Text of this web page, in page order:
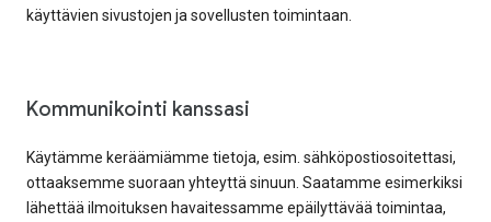
käyttävien sivustojen ja sovellusten toimintaan.
Kommunikointi kanssasi
Käytämme keräämiämme tietoja, esim. sähköpostiosoitettasi,
ottaaksemme suoraan yhteyttä sinuun. Saatamme esimerkiksi
lähettää ilmoituksen havaitessamme epäilyttävää toimintaa,